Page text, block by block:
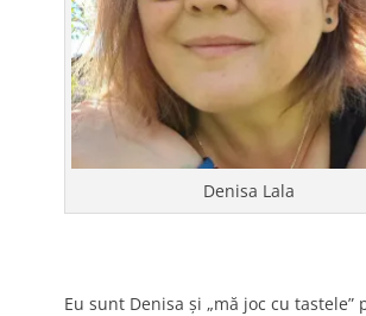
Denisa Lala
Eu sunt Denisa și „mă joc cu tastele”